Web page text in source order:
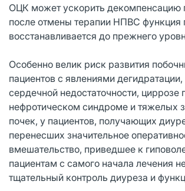
ОЦК может ускорить декомпенсацию
после отмены терапии НПВС функция
восстанавливается до прежнего
Особенно велик риск развития
пациентов с явлениями
сердечной недостаточности, циррозе
нефротическом синдроме и тяжелых
почек, у пациентов, получающих
перенесших значительное
вмешательство, приведшее к
пациентам с самого начала лечения
тщательный контроль диуреза и